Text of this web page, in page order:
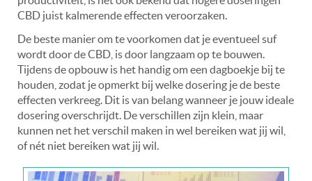
CBD juist kalmerende effecten veroorzaken.
De beste manier om te voorkomen dat je eventueel suf
wordt door de CBD, is door langzaam op te bouwen.
Tijdens de opbouw is het handig om een dagboekje bij te
houden, zodat je opmerkt bij welke dosering je de beste
effecten verkreeg. Dit is van belang wanneer je jouw ideale
dosering overschrijdt. De verschillen zijn klein, maar
kunnen net het verschil maken in wel bereiken wat jij wil,
of nét niet bereiken wat jij wil.